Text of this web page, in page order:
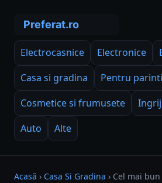
Electrocasnice Electronice
Casa si gradina
Pentru parinti
Cosmetice si frumusete
Auto
Alte
Acasă › Casa Si Gradina › Cel mai